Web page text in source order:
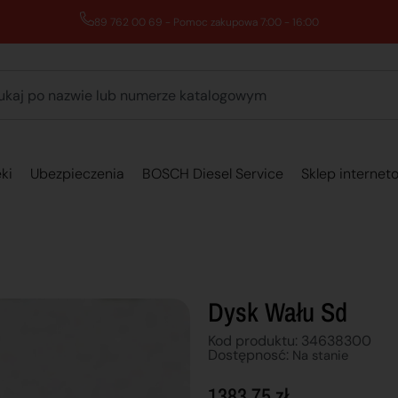
89 762 00 69 - Pomoc zakupowa 7:00 - 16:00
Ubezpieczenia BOSCH Diesel Service Sklep
Dysk Wału Sd
Kod produktu: 34638300
Dostępnosć: Na stanie